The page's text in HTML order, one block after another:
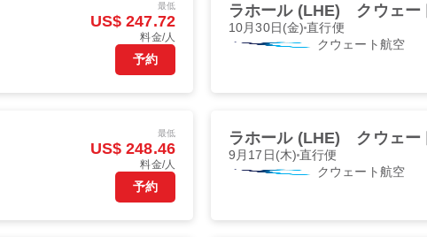
最低
US$ 247.72
料金/人
予約
ラホール (LHE) クウェー
10月30日(金)直行便
クウェート航空
最低
US$ 248.46
料金/人
予約
ラホール (LHE) クウェー
9月17日(木)直行便
クウェート航空